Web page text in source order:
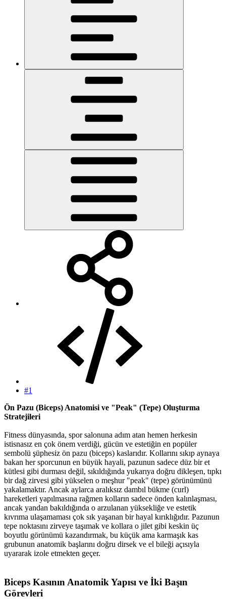
#1
Ön Pazu (Biceps) Anatomisi ve "Peak" (Tepe) Oluşturma
Stratejileri
Fitness dünyasında, spor salonuna adım atan hemen herkesin
istisnasız en çok önem verdiği, gücün ve estetiğin en popüler
sembolü şüphesiz ön pazu (biceps) kaslarıdır. Kollarını sıkıp aynaya
bakan her sporcunun en büyük hayali, pazunun sadece düz bir et
kütlesi gibi durması değil, sıkıldığında yukarıya doğru dikleşen, tıpkı
bir dağ zirvesi gibi yükselen o meşhur "peak" (tepe) görünümünü
yakalamaktır. Ancak aylarca aralıksız dambıl bükme (curl)
hareketleri yapılmasına rağmen kolların sadece önden kalınlaşması,
ancak yandan bakıldığında o arzulanan yüksekliğe ve estetik
kıvrıma ulaşamaması çok sık yaşanan bir hayal kırıklığıdır. Pazunun
tepe noktasını zirveye taşımak ve kollara o jilet gibi keskin üç
boyutlu görünümü kazandırmak, bu küçük ama karmaşık kas
grubunun anatomik başlarını doğru dirsek ve el bileği açısıyla
uyararak izole etmekten geçer.
Biceps Kasının Anatomik Yapısı ve İki Başın
Görevleri​